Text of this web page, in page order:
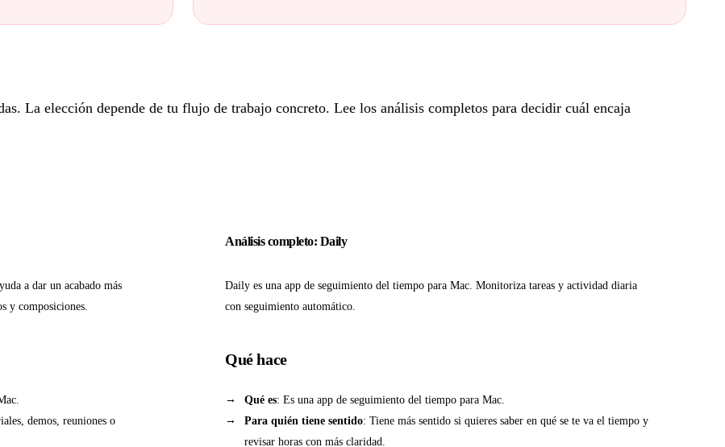
La elección depende de tu flujo de trabajo concreto. Lee los análisis completos para decidir cuál encaja
a dar un acabado más
y composiciones.
demos, reuniones o
Análisis completo: Daily
Daily es una app de seguimiento del tiempo para Mac. Monitoriza tareas y actividad diaria
con seguimiento automático.
Qué hace
Qué es: Es una app de seguimiento del tiempo para Mac.
Para quién tiene sentido: Tiene más sentido si quieres saber en qué se te va el tiempo y
revisar horas con más claridad.